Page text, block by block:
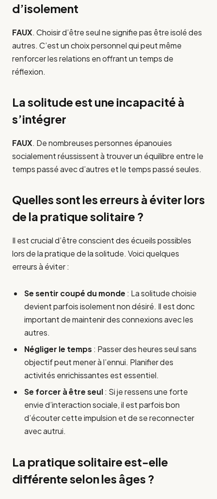
d’isolement
FAUX. Choisir d’être seul ne signifie pas être isolé des
autres. C’est un choix personnel qui peut même
renforcer les relations en offrant un temps de
réflexion.
La solitude est une incapacité à
s’intégrer
FAUX. De nombreuses personnes épanouies
socialement réussissent à trouver un équilibre entre le
temps passé avec d’autres et le temps passé seules.
Quelles sont les erreurs à éviter lors
de la pratique solitaire ?
Il est crucial d’être conscient des écueils possibles
lors de la pratique de la solitude. Voici quelques
erreurs à éviter :
Se sentir coupé du monde : La solitude choisie
devient parfois isolement non désiré. Il est donc
important de maintenir des connexions avec les
autres.
Négliger le temps : Passer des heures seul sans
objectif peut mener à l’ennui. Planifier des
activités enrichissantes est essentiel.
Se forcer à être seul: Si je ressens une forte
envie d’interaction sociale, il est parfois bon
d’écouter cette impulsion et de se reconnecter
avec autrui.
La pratique solitaire est-elle
différente selon les âges ?